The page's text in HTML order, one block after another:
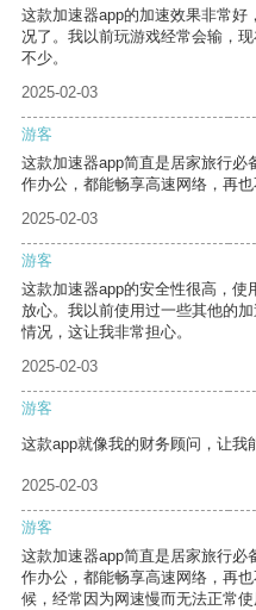
这款加速器app的加速效果非常
况了。我以前玩游戏经常会输，
不少。
2025-02-03
游客
这款加速器app简直是居家旅行
作办公，都能畅享高速网络，再也
2025-02-03
游客
这款加速器app的安全性很高，使
放心。我以前使用过一些其他的
情况，这让我非常担心。
2025-02-03
游客
这款app就像我的财务顾问，让我
2025-02-03
游客
这款加速器app简直是居家旅行
作办公，都能畅享高速网络，再
候，经常因为网速慢而无法正常